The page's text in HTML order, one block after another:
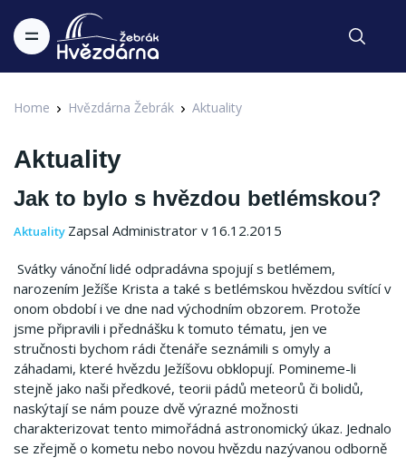
Home Hvězdárna Žebrák Aktuality
Aktuality
Jak to bylo s hvězdou betlémskou?
Aktuality Zapsal Administrator v 16.12.2015
Svátky vánoční lidé odpradávna spojují s betlémem,
narozením Ježíše Krista a také s betlémskou hvězdou svítící v
onom období i ve dne nad východním obzorem. Protože
jsme připravili i přednášku k tomuto tématu, jen ve
stručnosti bychom rádi čtenáře seznámili s omyly a
záhadami, které hvězdu Ježíšovu obklopují. Pomineme-li
stejně jako naši předkové, teorii pádů meteorů či bolidů,
naskýtají se nám pouze dvě výrazné možnosti
charakterizovat tento mimořádná astronomický úkaz. Jednalo
se zřejmě o kometu nebo novou hvězdu nazývanou odborně